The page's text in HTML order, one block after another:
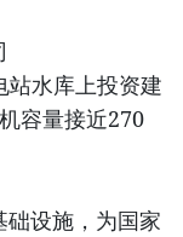
站水库上投资建
容量接近270
设施，为国家